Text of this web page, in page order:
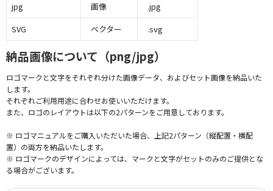
jpg
画像
.jpg
SVG
ベクター .svg
納品画像について（png/jpg）
ロゴマークと文字をそれぞれ分けた画像データ、およびセット画像を納品いた
します。
それぞれご利用用途に合わせお使いいただけます。
また、ロゴのレイアウトは以下の2パターンをご用意しております。
※ ロゴマニュアルをご購入いただいた場合、上記2パターン（縦配置・横配
置）の両方を納品いたします。
※ ロゴマークのデザインによっては、マークと文字がセットのみのご提供とな
る場合がございます。